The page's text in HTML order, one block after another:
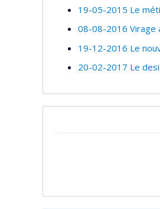
19-05-2015 Le
08-08-2016 Virage
19-12-2016 Le
20-02-2017 Le